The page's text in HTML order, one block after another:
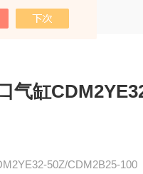
气缸
50Z/CDM2B25-100